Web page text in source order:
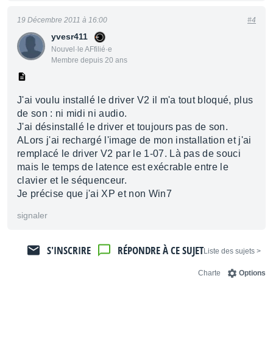
yvesr411
Nouvel·le AFfilié·e
Membre depuis 20 ans
19 Décembre 2011 à 16:00 #4
J'ai voulu installé le driver V2 il m'a tout bloqué, plus
de son : ni midi ni audio.
J'ai désinstallé le driver et toujours pas de son.
ALors j'ai rechargé l'image de mon installation et j'ai
remplacé le driver V2 par le 1-07. Là pas de souci
mais le temps de latence est exécrable entre le
clavier et le séquenceur.
Je précise que j'ai XP et non Win7
signaler
< Liste des sujets
RÉPONDRE À CE SUJET
S'INSCRIRE
Options
Charte